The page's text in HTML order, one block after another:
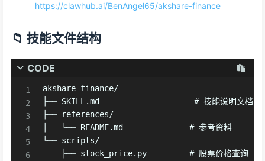
https://clawhub.ai/BenAngel65/akshare-finance
📁 技能文件结构
CODE
akshare-finance/
├── SKILL.md                    # 技能说明文档
├── references/
│   └── README.md              # 参考资料
└── scripts/